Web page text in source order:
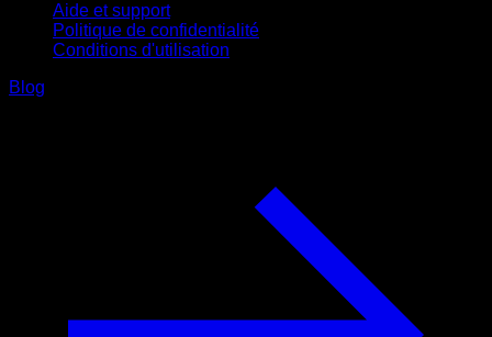
Aide et support
Politique de confidentialité
Conditions d'utilisation
Blog